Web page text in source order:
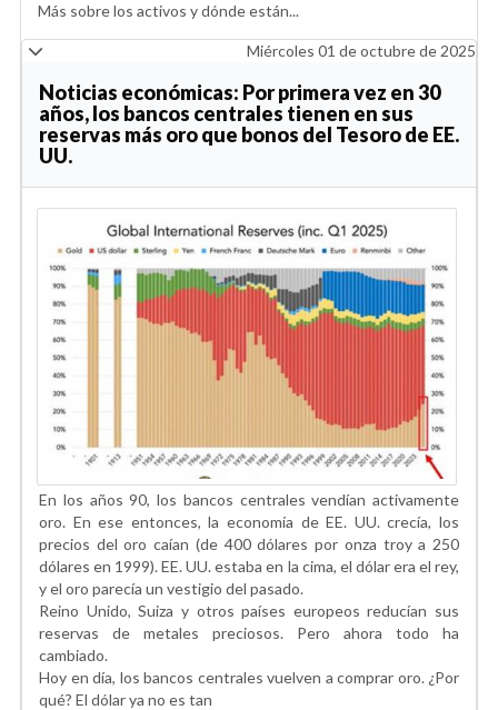
Más sobre los activos y dónde están...
Miércoles 01 de octubre de 2025
Noticias económicas: Por primera vez en 30
años, los bancos centrales tienen en sus
reservas más oro que bonos del Tesoro de EE.
UU.
En los años 90, los bancos centrales vendían activamente
oro. En ese entonces, la economía de EE. UU. crecía, los
precios del oro caían (de 400 dólares por onza troy a 250
dólares en 1999). EE. UU. estaba en la cima, el dólar era el rey,
y el oro parecía un vestigio del pasado.
Reino Unido, Suiza y otros países europeos reducían sus
reservas de metales preciosos. Pero ahora todo ha
cambiado.
Hoy en día, los bancos centrales vuelven a comprar oro. ¿Por
qué? El dólar ya no es tan